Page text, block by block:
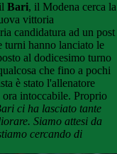
Bari, il Modena cerca la
vittoria
candidatura ad un post
turni hanno lanciato le
al dodicesimo turno
che fino a pochi
è stato l'allenatore
intoccabile. Proprio
ci ha lasciato tante
Siamo attesi da
cercando di